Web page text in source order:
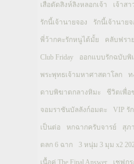
เสือตัดสิงห์ลิงหลอกเจ้า เจ้าส
รักนี้เจ้านายจอง รักนี้เจ้านายจ
พี่ว้ากคะรักหนูได้มั้ย คลับฟรา
Club Friday ออกแบบรักฉบับพิ
พระพุทธเจ้ามหาศาสดาโลก ท
ดาบพิฆาตกลางหิมะ ชีวิตเพื่อ
จอมราชันบัลลังก์อมตะ VIP รั
เป็นต่อ หกฉากครับจารย์ สุภ
ตลก 6 ฉาก 3 หนุ่ม 3 มุม x2
เนื้อคู่ The Final Answer เชฟก